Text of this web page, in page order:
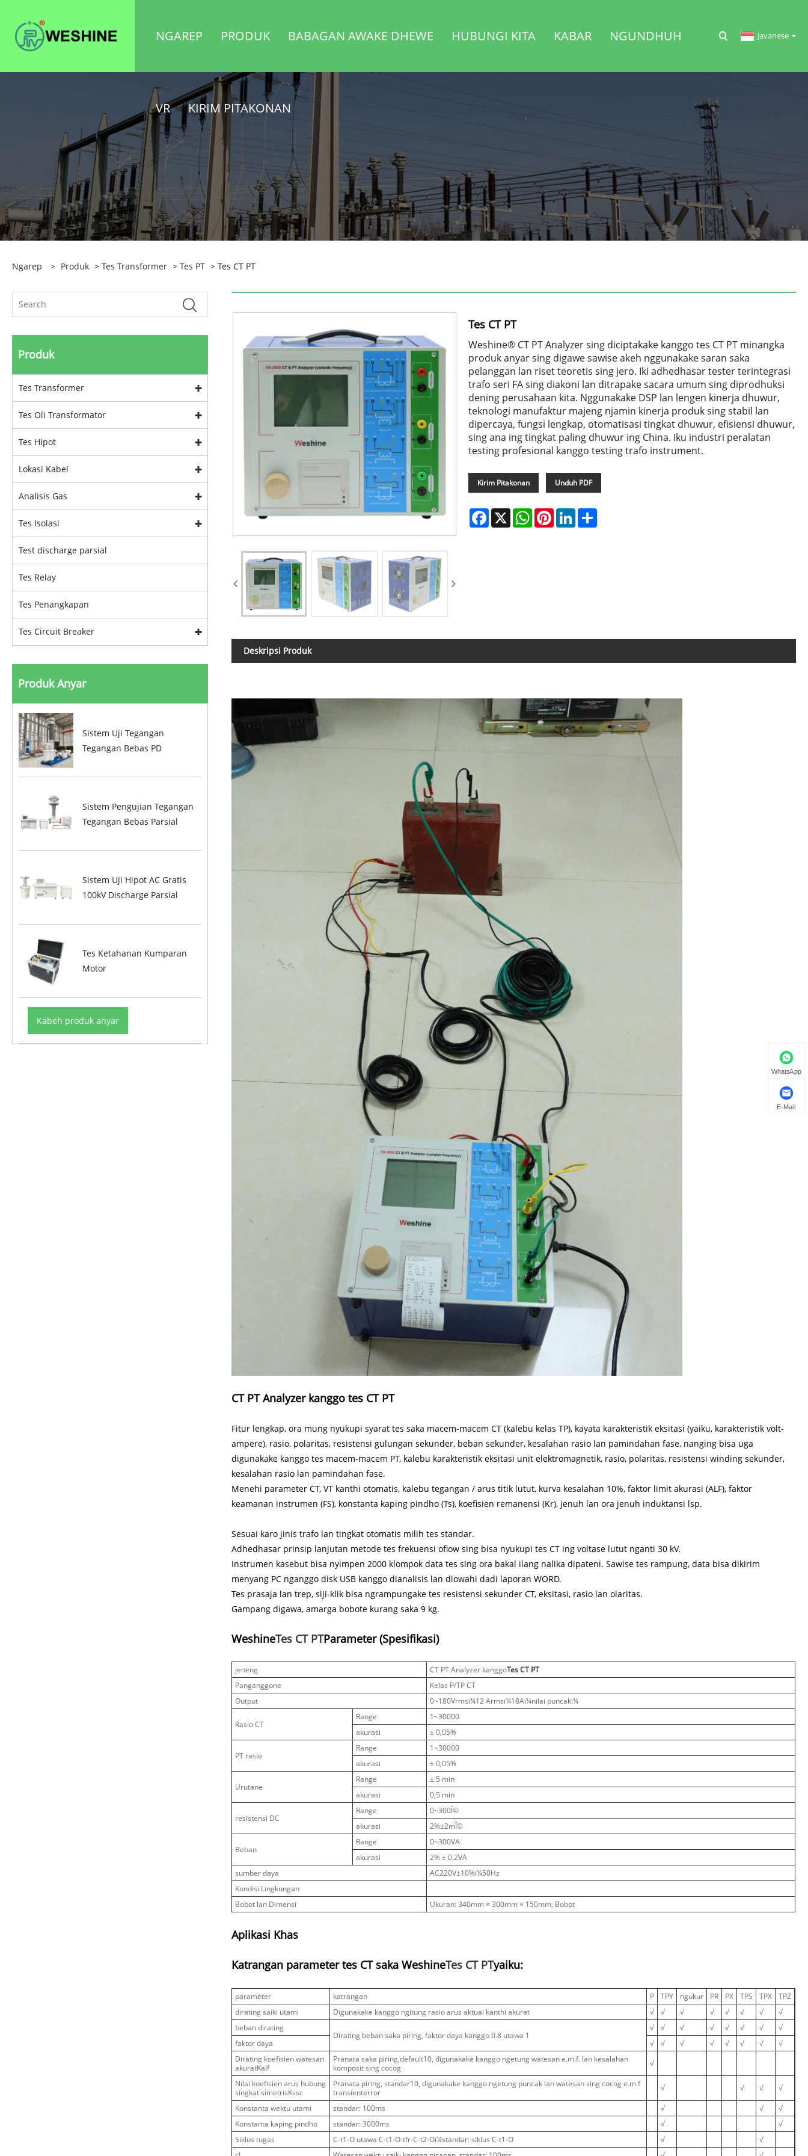
NGAREP PRODUK BABAGAN AWAKE DHEWE HUBUNGI KITA KABAR NGUNDHUH
VR KIRIM PITAKONAN
Javanese
Ngarep > Produk > Tes Transformer > Tes PT > Tes CT PT
Produk
Tes Transformer
Tes Oli Transformator
Tes Hipot
Lokasi Kabel
Analisis Gas
Tes Isolasi
Test discharge parsial
Tes Relay
Tes Penangkapan
Tes Circuit Breaker
Produk Anyar
Sistem Uji Tegangan
Tegangan Bebas PD
Sistem Pengujian Tegangan
Tegangan Bebas Parsial
Sistem Uji Hipot AC Gratis
100kV Discharge Parsial
Tes Ketahanan Kumparan
Motor
Kabeh produk anyar
Tes CT PT
Weshine® CT PT Analyzer sing diciptakake kanggo tes CT PT minangka
produk anyar sing digawe sawise akeh nggunakake saran saka
pelanggan lan riset teoretis sing jero. Iki adhedhasar tester terintegrasi
trafo seri FA sing diakoni lan ditrapake sacara umum sing diprodhuksi
dening perusahaan kita. Nggunakake DSP lan lengen kinerja dhuwur,
teknologi manufaktur majeng njamin kinerja produk sing stabil lan
dipercaya, fungsi lengkap, otomatisasi tingkat dhuwur, efisiensi dhuwur,
sing ana ing tingkat paling dhuwur ing China. Iku industri peralatan
testing profesional kanggo testing trafo instrument.
Kirim Pitakonan Unduh PDF
Facebook
X WhatsApp
PinterestLinkedIn
Deskripsi Produk
CT PT Analyzer kanggo tes CT PT
Fitur lengkap, ora mung nyukupi syarat tes saka macem-macem CT (kalebu kelas TP), kayata karakteristik eksitasi (yaiku, karakteristik volt-
ampere), rasio, polaritas, resistensi gulungan sekunder, beban sekunder, kesalahan rasio lan pamindahan fase, nanging bisa uga
digunakake kanggo tes macem-macem PT, kalebu karakteristik eksitasi unit elektromagnetik, rasio, polaritas, resistensi winding sekunder,
kesalahan rasio lan pamindahan fase.
Menehi parameter CT, VT kanthi otomatis, kalebu tegangan / arus titik lutut, kurva kesalahan 10%, faktor limit akurasi (ALF), faktor
keamanan instrumen (FS), konstanta kaping pindho (Ts), koefisien remanensi (Kr), jenuh lan ora jenuh induktansi lsp.
Sesuai karo jinis trafo lan tingkat otomatis milih tes standar.
Adhedhasar prinsip lanjutan metode tes frekuensi oflow sing bisa nyukupi tes CT ing voltase lutut nganti 30 kV.
Instrumen kasebut bisa nyimpen 2000 klompok data tes sing ora bakal ilang nalika dipateni. Sawise tes rampung, data bisa dikirim
menyang PC nganggo disk USB kanggo dianalisis lan diowahi dadi laporan WORD.
Tes prasaja lan trep, siji-klik bisa ngrampungake tes resistensi sekunder CT, eksitasi, rasio lan olaritas.
Gampang digawa, amarga bobote kurang saka 9 kg.
WeshineTes CT PTParameter (Spesifikasi)
jeneng CT PT Analyzer kanggoTes CT PT
Panganggone
Kelas P/TP CT
Output
0~180Vrmsï¼12 Armsï¼18Aï¼nilai puncakï¼
Rasio CT
Range
1~30000
akurasi
± 0,05%
PT rasio
Range
1~30000
akurasi
± 0,05%
Urutane
Range
± 5 min
akurasi
0,5 min
resistensi DC
Range
0~300Î©
akurasi
2%±2mÎ©
Beban
Range
0~300VA
akurasi
2% ± 0.2VA
sumber daya
AC220V±10%ï¼50Hz
Kondisi Lingkungan
Bobot lan Dimensi
Ukuran: 340mm × 300mm × 150mm, Bobot
Aplikasi Khas
Katrangan parameter tes CT saka WeshineTes CT PTyaiku:
paramèter katrangan P TPY ngukur PR PX TPS TPX
TPZ
dirating saiki utami
Digunakake kanggo ngitung rasio arus aktual kanthi akurat √ √ √ √ √ √ √
√
beban dirating
Dirating beban saka piring, faktor daya kanggo 0.8 utawa 1
√ √ √ √ √ √ √
√
faktor daya
√ √ √ √ √ √ √
√
Dirating koefisien watesan
akuratKalf
Pranata saka piring,default10, digunakake kanggo ngetung watesan e.m.f. lan kesalahan
komposit sing cocog
√
Nilai koefisien arus hubung
singkat simetrisKssc
Pranata piring, standar10, digunakake kanggo ngetung puncak lan watesan sing cocog e.m.f
transienterror
√ √ √
√
Konstanta wektu utami
standar: 100ms √ √
√
Konstanta kaping pindho
standar: 3000ms √
√
Siklus tugas
C-t1-O utawa C-t1-O-tfr-C-t2-Oï¼standar: siklus C-t1-O √
√
WhatsApp
E-Mail